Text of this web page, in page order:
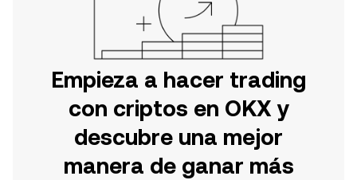
Empieza a hacer trading
con criptos en OKX y
descubre una mejor
manera de ganar más